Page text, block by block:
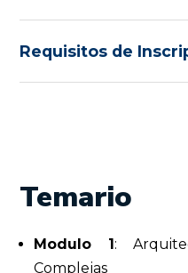
Requisitos de
Temario
Modulo 1:
Complejas